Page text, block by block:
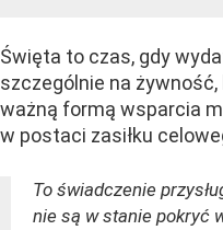
Święta to czas, gdy
szczególnie na żywność,
ważną formą wsparcia
w postaci zasiłku
To świadczenie
nie są w stanie pokryć